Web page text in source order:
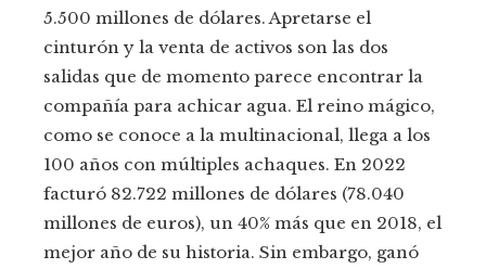
5.500 millones de dólares. Apretarse el
cinturón y la venta de activos son las dos
salidas que de momento parece encontrar la
compañía para achicar agua. El reino mágico,
como se conoce a la multinacional, llega a los
100 años con múltiples achaques. En 2022
facturó 82.722 millones de dólares (78.040
millones de euros), un 40% más que en 2018, el
mejor año de su historia. Sin embargo, ganó